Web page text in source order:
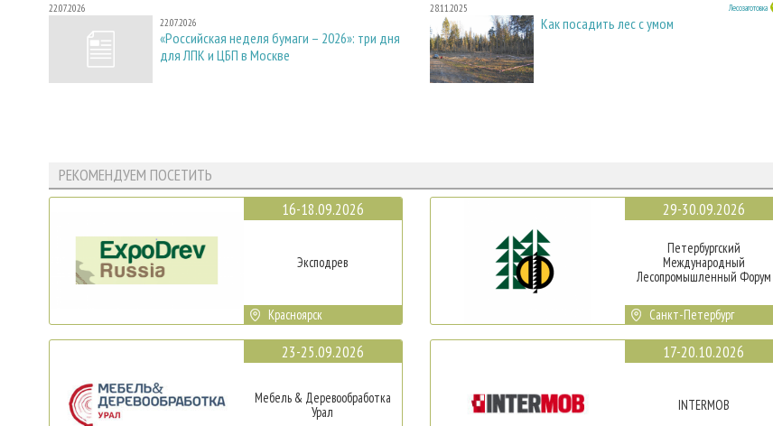
22.07.2026
22.07.2026
«Российская неделя бумаги – 2026»: три дня
для ЛПК и ЦБП в Москве
28.11.2025 Лесозаготовка
Как посадить лес с умом
РЕКОМЕНДУЕМ ПОСЕТИТЬ
16-18.09.2026
Эксподрев
Красноярск
23-25.09.2026
Мебель & Деревообработка
Урал
29-30.09.2026
Петербургский
Международный
Лесопромышленный Форум
Санкт-Петербург
17-20.10.2026
INTERMOB